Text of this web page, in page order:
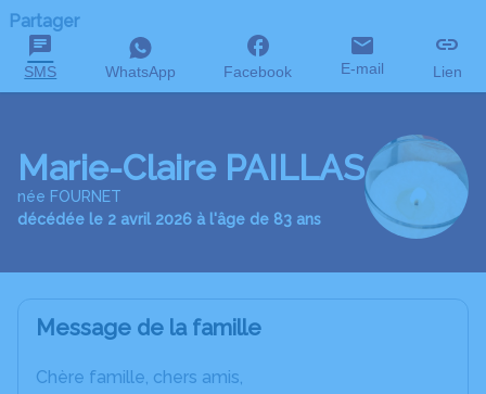
Partager
SMS WhatsApp Facebook E-mail Lien
Marie-Claire PAILLAS
née FOURNET
décédée le 2 avril 2026 à l'âge de 83 ans
Message de la famille
Chère famille, chers amis,